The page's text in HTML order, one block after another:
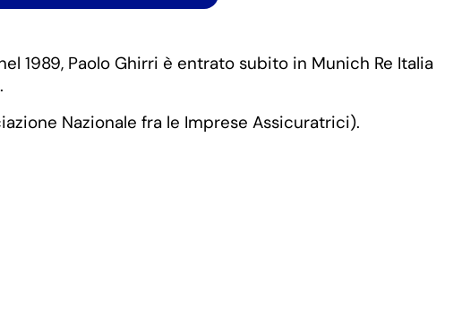
1989, Paolo Ghirri è entrato subito in Munich Re Italia
Nazionale fra le Imprese Assicuratrici).